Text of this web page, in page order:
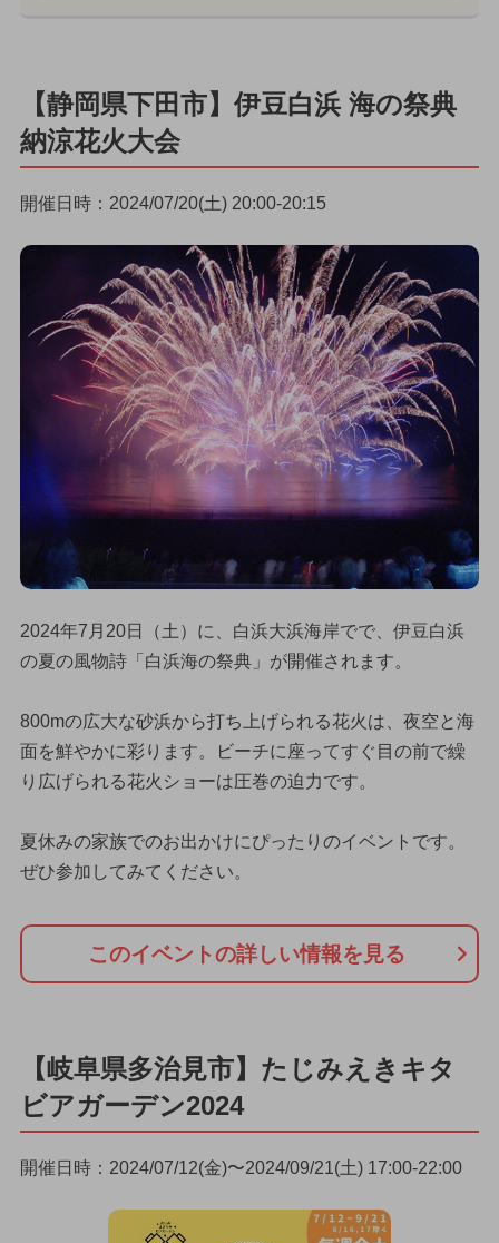
【静岡県下田市】伊豆白浜 海の祭典
納涼花火大会
開催日時：2024/07/20(土) 20:00-20:15
2024年7月20日（土）に、白浜大浜海岸でで、伊豆白浜
の夏の風物詩「白浜海の祭典」が開催されます。
800mの広大な砂浜から打ち上げられる花火は、夜空と海
面を鮮やかに彩ります。ビーチに座ってすぐ目の前で繰
り広げられる花火ショーは圧巻の迫力です。
夏休みの家族でのお出かけにぴったりのイベントです。
ぜひ参加してみてください。
このイベントの詳しい情報を見る
【岐阜県多治見市】たじみえきキタ
ビアガーデン2024
開催日時：2024/07/12(金)〜2024/09/21(土) 17:00-22:00